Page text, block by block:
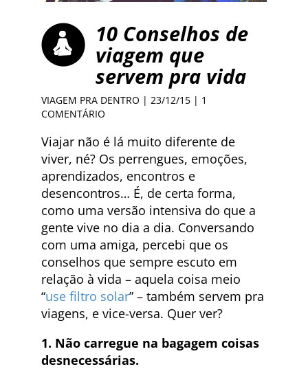
10 Conselhos de
viagem que
servem pra vida
VIAGEM PRA DENTRO | 23/12/15 | 1
COMENTÁRIO
Viajar não é lá muito diferente de
viver, né? Os perrengues, emoções,
aprendizados, encontros e
desencontros… É, de certa forma,
como uma versão intensiva do que a
gente vive no dia a dia. Conversando
com uma amiga, percebi que os
conselhos que sempre escuto em
relação à vida – aquela coisa meio
“use filtro solar” – também servem pra
viagens, e vice-versa. Quer ver?
1. Não carregue na bagagem coisas
desnecessárias.